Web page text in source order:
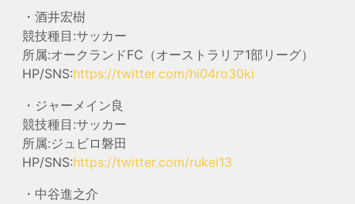
・酒井宏樹
競技種目:サッカー
所属:オークランドFC（オーストラリア1部リーグ）
HP/SNS:https://twitter.com/hi04ro30ki
・ジャーメイン良
競技種目:サッカー
所属:ジュビロ磐田
HP/SNS:https://twitter.com/rukei13
・中谷進之介